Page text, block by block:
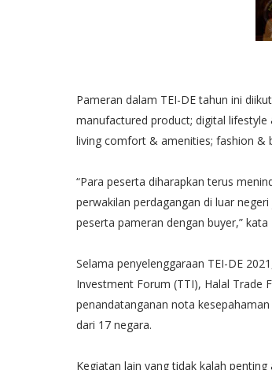
Pameran dalam TEI-DE tahun ini
manufactured product; digital
living comfort & amenities; fashion &
“Para peserta diharapkan terus
perwakilan perdagangan di luar
peserta pameran dengan buyer,”
Selama penyelenggaraan TEI-DE
Investment Forum (TTI), Halal Trade
penandatanganan nota
dari 17 negara.
Kegiatan lain yang tidak kalah